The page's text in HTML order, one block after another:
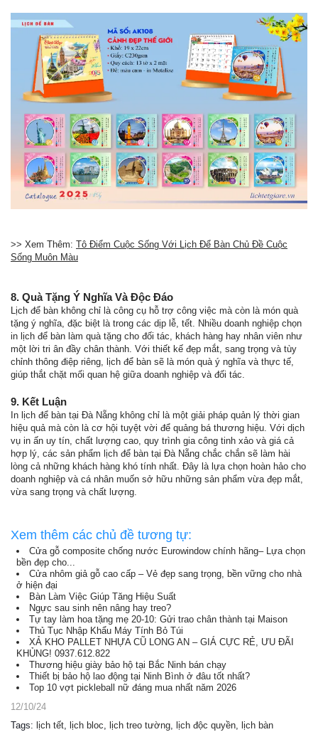
>> Xem Thêm: Tô Điểm Cuộc Sống Với Lịch Để Bàn Chủ Đề Cuộc
Sống Muôn Màu
8. Quà Tặng Ý Nghĩa Và Độc Đáo
Lịch để bàn không chỉ là công cụ hỗ trợ công việc mà còn là món quà
tặng ý nghĩa, đặc biệt là trong các dịp lễ, tết. Nhiều doanh nghiệp chọn
in lịch để bàn làm quà tặng cho đối tác, khách hàng hay nhân viên như
một lời tri ân đầy chân thành. Với thiết kế đẹp mắt, sang trọng và tùy
chỉnh thông điệp riêng, lịch để bàn sẽ là món quà ý nghĩa và thực tế,
giúp thắt chặt mối quan hệ giữa doanh nghiệp và đối tác.
9. Kết Luận
In lịch để bàn tại Đà Nẵng không chỉ là một giải pháp quản lý thời gian
hiệu quả mà còn là cơ hội tuyệt vời để quảng bá thương hiệu. Với dịch
vụ in ấn uy tín, chất lượng cao, quy trình gia công tinh xảo và giá cả
hợp lý, các sản phẩm lịch để bàn tại Đà Nẵng chắc chắn sẽ làm hài
lòng cả những khách hàng khó tính nhất. Đây là lựa chọn hoàn hảo cho
doanh nghiệp và cá nhân muốn sở hữu những sản phẩm vừa đẹp mắt,
vừa sang trọng và chất lượng.
Xem thêm các chủ đề tương tự:
Cửa gỗ composite chống nước Eurowindow chính hãng– Lựa chọn
bền đẹp cho...
Cửa nhôm giả gỗ cao cấp – Vẻ đẹp sang trọng, bền vững cho nhà
ở hiện đại
Bàn Làm Việc Giúp Tăng Hiệu Suất
Ngực sau sinh nên nâng hay treo?
Tự tay làm hoa tặng mẹ 20-10: Gửi trao chân thành tại Maison
Thủ Tục Nhập Khẩu Máy Tính Bỏ Túi
XẢ KHO PALLET NHỰA CŨ LONG AN – GIÁ CỰC RẺ, ƯU ĐÃI
KHỦNG! 0937.612.822
Thương hiệu giày bảo hộ tại Bắc Ninh bán chạy
Thiết bị bảo hộ lao động tại Ninh Bình ở đâu tốt nhất?
Top 10 vợt pickleball nữ đáng mua nhất năm 2026
12/10/24
Tags: lịch tết, lịch bloc, lịch treo tường, lịch độc quyền, lịch bàn